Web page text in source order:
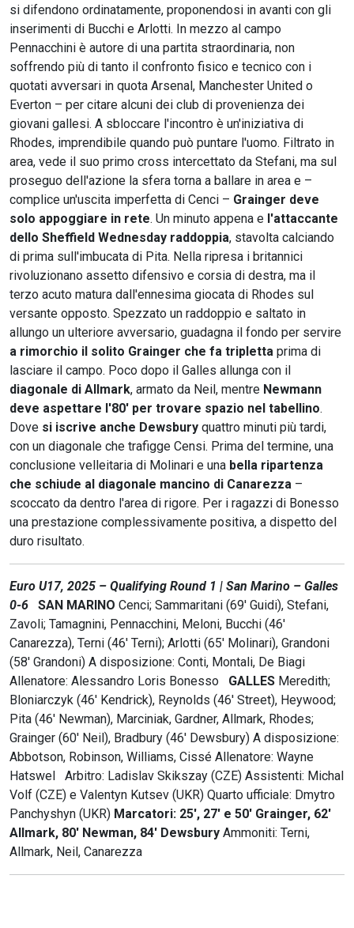
si difendono ordinatamente, proponendosi in avanti con gli
inserimenti di Bucchi e Arlotti. In mezzo al campo
Pennacchini è autore di una partita straordinaria, non
soffrendo più di tanto il confronto fisico e tecnico con i
quotati avversari in quota Arsenal, Manchester United o
Everton – per citare alcuni dei club di provenienza dei
giovani gallesi. A sbloccare l'incontro è un'iniziativa di
Rhodes, imprendibile quando può puntare l'uomo. Filtrato in
area, vede il suo primo cross intercettato da Stefani, ma sul
proseguo dell'azione la sfera torna a ballare in area e –
complice un'uscita imperfetta di Cenci – Grainger deve
solo appoggiare in rete. Un minuto appena e l'attaccante
dello Sheffield Wednesday raddoppia, stavolta calciando
di prima sull'imbucata di Pita. Nella ripresa i britannici
rivoluzionano assetto difensivo e corsia di destra, ma il
terzo acuto matura dall'ennesima giocata di Rhodes sul
versante opposto. Spezzato un raddoppio e saltato in
allungo un ulteriore avversario, guadagna il fondo per servire
a rimorchio il solito Grainger che fa tripletta prima di
lasciare il campo. Poco dopo il Galles allunga con il
diagonale di Allmark, armato da Neil, mentre Newmann
deve aspettare l'80' per trovare spazio nel tabellino.
Dove si iscrive anche Dewsbury quattro minuti più tardi,
con un diagonale che trafigge Censi. Prima del termine, una
conclusione velleitaria di Molinari e una bella ripartenza
che schiude al diagonale mancino di Canarezza –
scoccato da dentro l'area di rigore. Per i ragazzi di Bonesso
una prestazione complessivamente positiva, a dispetto del
duro risultato.
Euro U17, 2025 – Qualifying Round 1 | San Marino – Galles
0-6
SAN MARINO Cenci; Sammaritani (69' Guidi), Stefani,
Zavoli; Tamagnini, Pennacchini, Meloni, Bucchi (46'
Canarezza), Terni (46' Terni); Arlotti (65' Molinari), Grandoni
(58' Grandoni) A disposizione: Conti, Montali, De Biagi
Allenatore: Alessandro Loris Bonesso GALLES Meredith;
Bloniarczyk (46' Kendrick), Reynolds (46' Street), Heywood;
Pita (46' Newman), Marciniak, Gardner, Allmark, Rhodes;
Grainger (60' Neil), Bradbury (46' Dewsbury) A disposizione:
Abbotson, Robinson, Williams, Cissé Allenatore: Wayne
Hatswel Arbitro: Ladislav Skikszay (CZE) Assistenti: Michal
Volf (CZE) e Valentyn Kutsev (UKR) Quarto ufficiale: Dmytro
Panchyshyn (UKR) Marcatori: 25', 27' e 50' Grainger, 62'
Allmark, 80' Newman, 84' Dewsbury Ammoniti: Terni,
Allmark, Neil, Canarezza